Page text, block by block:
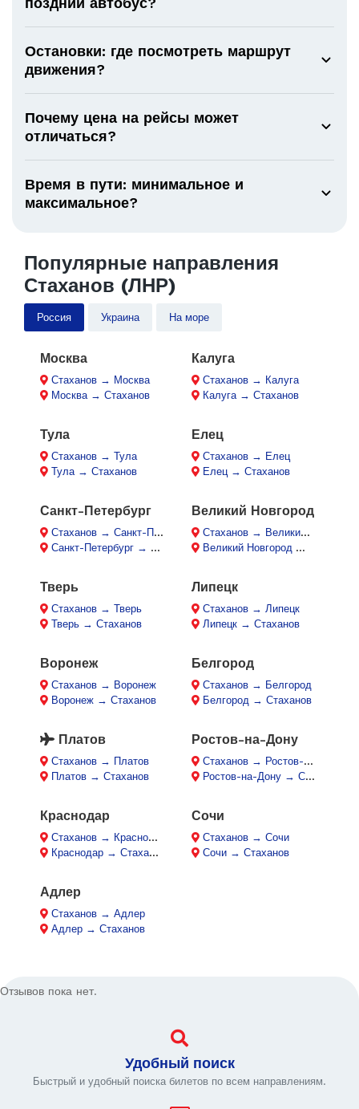
Остановки: где посмотреть маршрут
движения?
Почему цена на рейсы может
отличаться?
Время в пути: минимальное и
максимальное?
Популярные направления
Стаханов (ЛНР)
Россия Украина На море
Москва
Стаханов → Москва
Москва → Стаханов
Калуга
Стаханов → Калуга
Калуга → Стаханов
Тула
Стаханов → Тула
Тула → Стаханов
Елец
Стаханов → Елец
Елец → Стаханов
Санкт-Петербург
Стаханов → Санкт-Петербург
Санкт-Петербург → Стаханов
Великий Новгород
Стаханов → Великий Новгород
Великий Новгород → Стаханов
Тверь
Стаханов → Тверь
Тверь → Стаханов
Липецк
Стаханов → Липецк
Липецк → Стаханов
Воронеж
Стаханов → Воронеж
Воронеж → Стаханов
Белгород
Стаханов → Белгород
Белгород → Стаханов
Платов
Стаханов → Платов
Платов → Стаханов
Ростов-на-Дону
Стаханов → Ростов-на-Дону
Ростов-на-Дону → Стаханов
Краснодар
Стаханов → Краснодар
Краснодар → Стаханов
Сочи
Стаханов → Сочи
Сочи → Стаханов
Адлер
Стаханов → Адлер
Адлер → Стаханов
Отзывов пока нет.
Удобный поиск
Быстрый и удобный поиска билетов по всем направлениям.